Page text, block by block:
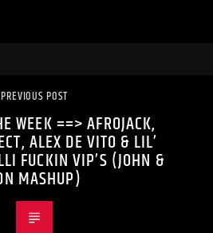
PREVIOUS POST
WEEK ==> AFROJACK,
ALEX DE VITO & LIL’
FUCKIN VIP’S (JOHN &
MASHUP)